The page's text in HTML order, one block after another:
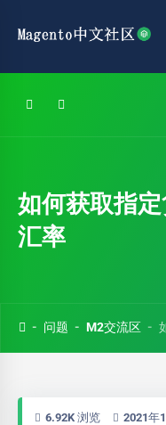
如何获取指
汇率
问题 M2交流区
6.92K 浏览 2021年